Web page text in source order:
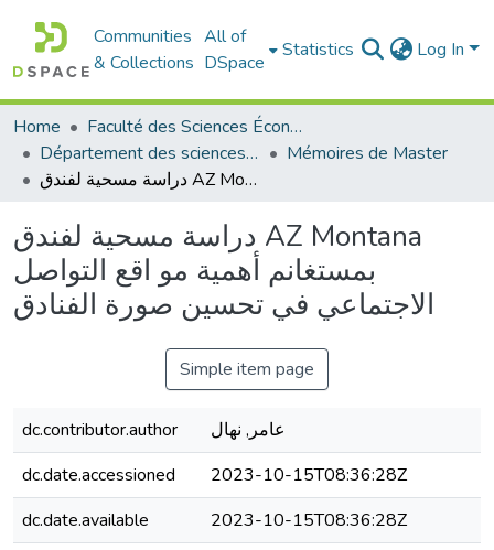
Communities
& Collections
All of
DSpace
Statistics Log In
Home
Faculté des Sciences Économiques Commerciales et des Sciences de Gestion
Département des sciences commerciales
Mémoires de Master
دراسة مسحية لفندق AZ Montana بمستغانم أهمية مو اقع التواصل الاجتماعي في تحسين صورة الفنادق
دراسة مسحية لفندق AZ Montana
بمستغانم أهمية مو اقع التواصل
الاجتماعي في تحسين صورة الفنادق
Simple item page
dc.contributor.author
عامر, نهال
dc.date.accessioned
2023-10-15T08:36:28Z
dc.date.available
2023-10-15T08:36:28Z